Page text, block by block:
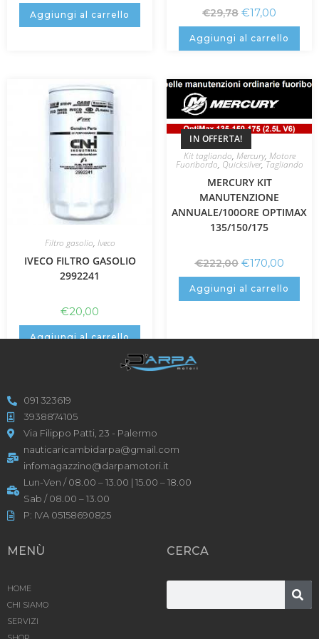
Aggiungi al carrello €29,78 €17,00
Aggiungi al carrello
Filtro gasolio, Iveco
IVECO FILTRO GASOLIO
2992241
€20,00
Aggiungi al carrello
IN OFFERTA!
Kit tagliando, Mercury, Motore
Fuoribordo, Quicksilver,Tagliando
MERCURY KIT
MANUTENZIONE
ANNUALE/100ORE OPTIMAX
135/150/175
€222,00 €170,00
Aggiungi al carrello
091 323619
3938874105
Via Filippo Patti, 23 - Palermo
nauticaricambidarpa@gmail.com
infomagazzino@darpamotori.it
Lun-Ven / 08.00 – 13.00 | 15.00 – 18.00
Sab / 08.00 – 13.00
P: IVA 05158690825
MENÙ
HOME
CHI SIAMO
SERVIZI
CERCA